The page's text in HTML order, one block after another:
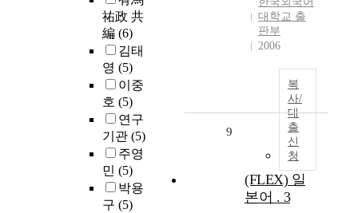
祐政 共
編 (6)
김태
영 (5)
이중
호 (5)
연구
기관 (5)
주영
민 (5)
박용
구 (5)
대학교 출
판부
2006
복
사/
대
출
신
청
9
(FLEX) 일
본어 . 3